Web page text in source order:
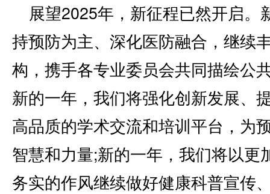
展望2025年，新征程已然开启。
持预防为主、深化医防融合，继续
构，携手各专业委员会共同描绘公
新的一年，我们将强化创新发展、
高品质的学术交流和培训平台，为
智慧和力量;新的一年，我们将以更
务实的作风继续做好健康科普宣传